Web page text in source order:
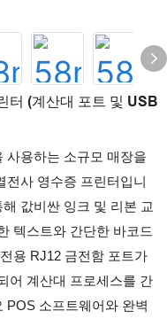
터 (계산대 포트 및 USB
사용하는 소규모 매장을
전사 영수증 프린터입니
값비싼 잉크 및 리본 교
텍스트와 간단한 바코드
용 RJ12 금전함 포트가
어 계산대 프로세스를 간
POS 소프트웨어와 완벽